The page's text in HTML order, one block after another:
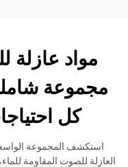
مجموعة
كل
العازلة للصوت المقاومة